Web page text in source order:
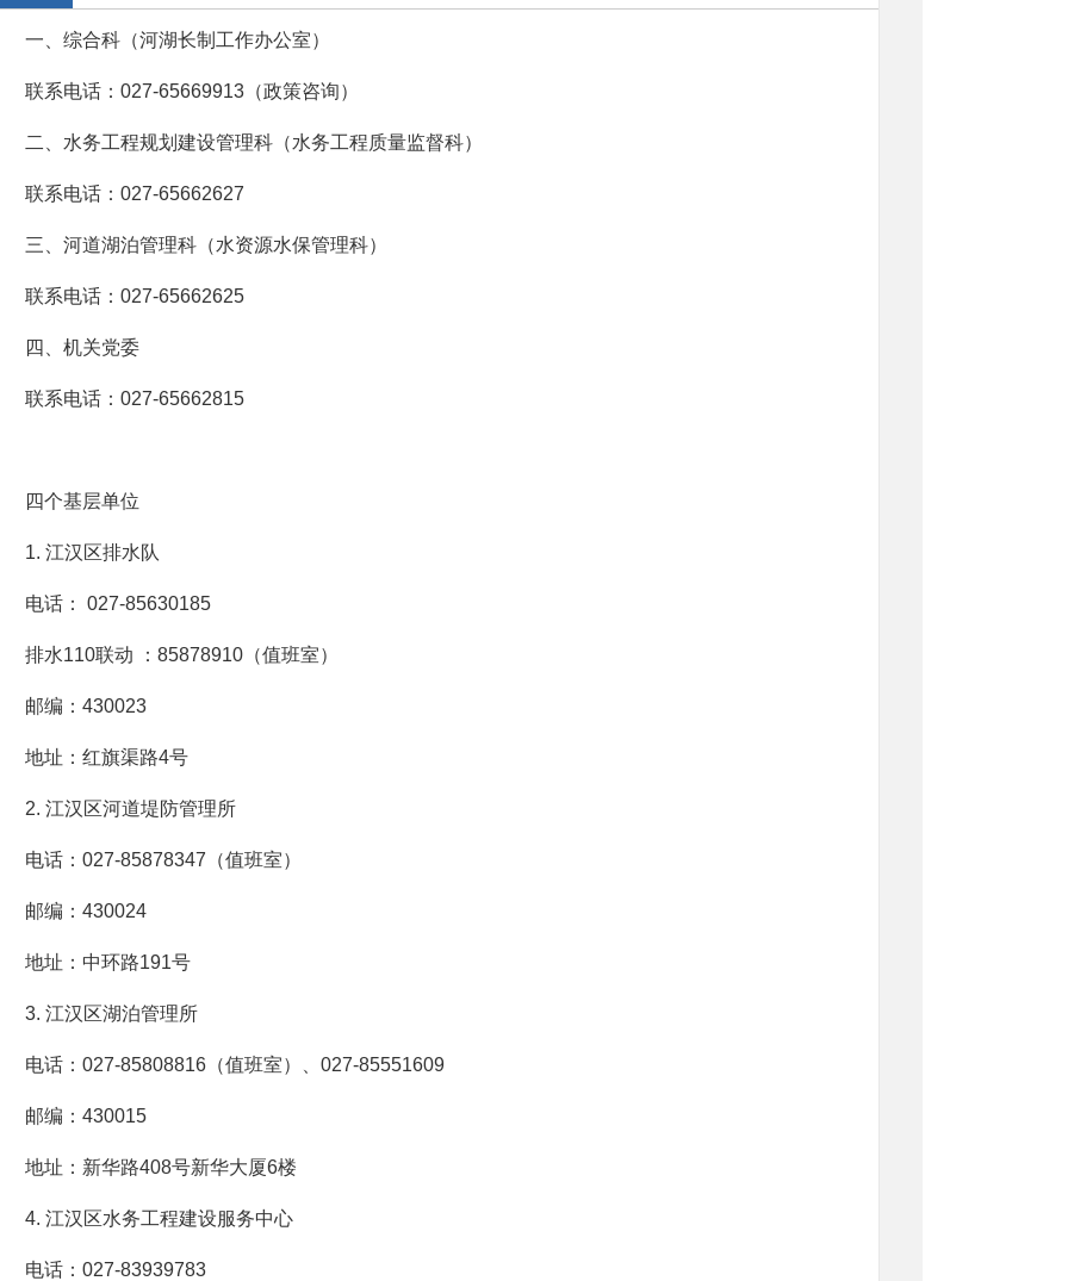
一、综合科（河湖长制工作办公室）
联系电话：027-65669913（政策咨询）
二、水务工程规划建设管理科（水务工程质量监督科）
联系电话：027-65662627
三、河道湖泊管理科（水资源水保管理科）
联系电话：027-65662625
四、机关党委
联系电话：027-65662815
四个基层单位
1. 江汉区排水队
电话： 027-85630185
排水110联动 ：85878910（值班室）
邮编：430023
地址：红旗渠路4号
2. 江汉区河道堤防管理所
电话：027-85878347（值班室）
邮编：430024
地址：中环路191号
3. 江汉区湖泊管理所
电话：027-85808816（值班室）、027-85551609
邮编：430015
地址：新华路408号新华大厦6楼
4. 江汉区水务工程建设服务中心
电话：027-83939783